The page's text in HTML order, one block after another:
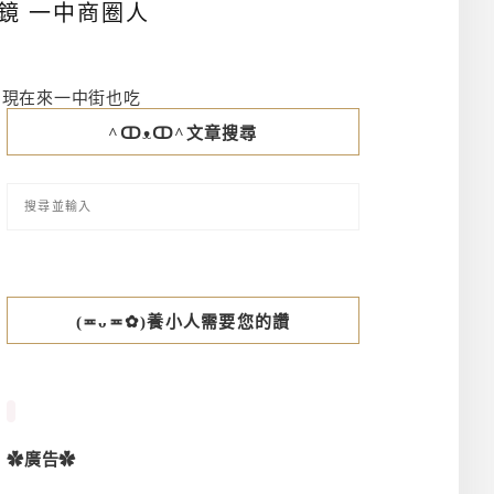
一中商圈人
在來一中街也吃
^ↀᴥↀ^文章搜尋
(≖ᴗ≖✿)養小人需要您的讚
✿廣告✿